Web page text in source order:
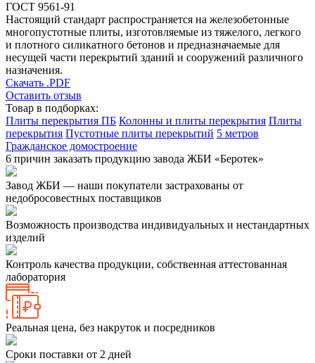
ГОСТ 9561-91
Настоящий стандарт распространяется на железобетонные
многопустотные плиты, изготовляемые из тяжелого, легкого
и плотного силикатного бетонов и предназначаемые для
несущей части перекрытий зданий и сооружений различного
назначения.
Скачать .PDF
Оставить отзыв
Товар в подборках:
Плиты перекрытия ПБ Колонны и плиты перекрытия Плиты
перекрытия Пустотные плиты перекрытий 5 метров
Гражданское домостроение
6 причин заказать продукцию завода ЖБИ «Беротек»
Завод ЖБИ — наши покупатели застрахованы от
недобросовестных поставщиков
Возможность производства индивидуальных и нестандартных
изделий
Контроль качества продукции, собственная аттестованная
лаборатория
Реальная цена, без накруток и посредников
Сроки поставки от 2 дней